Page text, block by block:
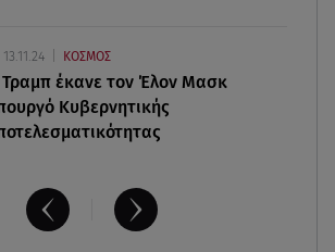
13.11.24 ΚΟΣΜΟΣ
Τραμπ έκανε τον Έλον Μασκ
Κυβερνητικής